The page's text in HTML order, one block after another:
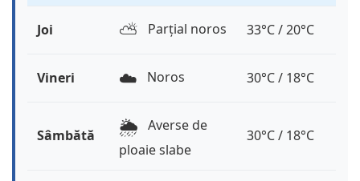
Joi ⛅️ Parțial noros 33°C / 20°C
Vineri ☁️ Noros 30°C / 18°C
Sâmbătă 🌦️ Averse de
ploaie slabe
30°C / 18°C